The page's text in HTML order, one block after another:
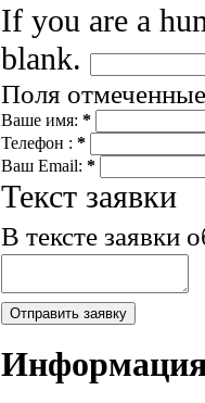
If you are a
blank.
Поля
Ваше имя: *
Телефон : *
Ваш Email: *
Текст заявки
В тексте заявки